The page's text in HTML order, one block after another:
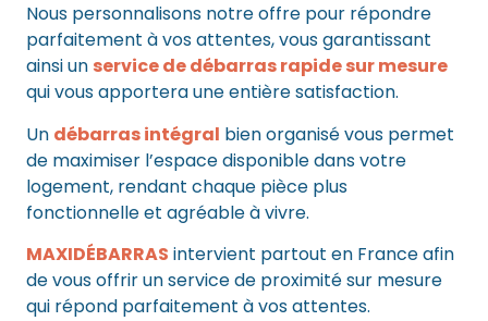
Nous personnalisons notre offre pour répondre
parfaitement à vos attentes, vous garantissant
ainsi un service de débarras rapide sur mesure
qui vous apportera une entière satisfaction.
Un débarras intégral bien organisé vous permet
de maximiser l’espace disponible dans votre
logement, rendant chaque pièce plus
fonctionnelle et agréable à vivre.
MAXIDÉBARRAS intervient partout en France afin
de vous offrir un service de proximité sur mesure
qui répond parfaitement à vos attentes.